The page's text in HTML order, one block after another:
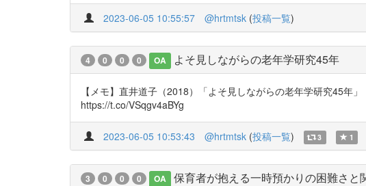
2023-06-05 10:55:57 @hrtmtsk (投稿一覧)
4 0 0 0 OA よそ見しながらの老年学研究45年
【メモ】直井道子（2018）「よそ見しながらの老年学研究45年
https://t.co/VSqgv4aBYg
2023-06-05 10:53:43 @hrtmtsk (投稿一覧) 3 1
3 0 0 0 OA 保育者が抱える一時預かりの困難さと